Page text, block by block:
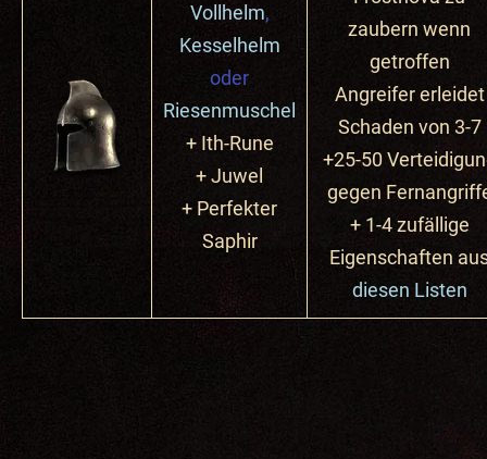
Vollhelm,
Kesselhelm
oder
Riesenmuschel
+ Ith-Rune
+ Juwel
+ Perfekter
Saphir
zaubern wenn
getroffen
Angreifer erleidet
Schaden von 3-7
+25-50
gegen
+ 1-4 zufällige
Eigenschaften
diesen Listen